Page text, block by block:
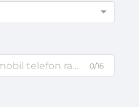
0/16